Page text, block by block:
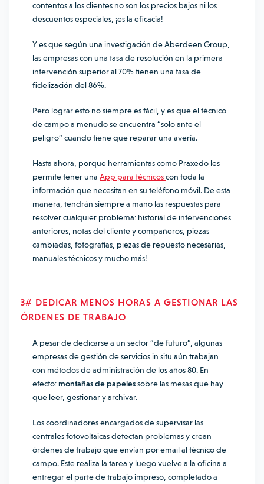
contentos a los clientes no son los precios bajos ni los
descuentos especiales, ¡es la eficacia!
Y es que según una investigación de Aberdeen Group,
las empresas con una tasa de resolución en la primera
intervención superior al 70% tienen una tasa de
fidelización del 86%.
Pero lograr esto no siempre es fácil, y es que el técnico
de campo a menudo se encuentra “solo ante el
peligro” cuando tiene que reparar una avería.
Hasta ahora, porque herramientas como Praxedo les
permite tener una App para técnicoscon toda la
información que necesitan en su teléfono móvil. De esta
manera, tendrán siempre a mano las respuestas para
resolver cualquier problema: historial de intervenciones
anteriores, notas del cliente y compañeros, piezas
cambiadas, fotografías, piezas de repuesto necesarias,
manuales técnicos y mucho más!
3# DEDICAR MENOS HORAS A GESTIONAR LAS
ÓRDENES DE TRABAJO
A pesar de dedicarse a un sector “de futuro”, algunas
empresas de gestión de servicios in situ aún trabajan
con métodos de administración de los años 80. En
efecto:montañas de papelessobre las mesas que hay
que leer, gestionar y archivar.
Los coordinadores encargados de supervisar las
centrales fotovoltaicas detectan problemas y crean
órdenes de trabajo que envían por email al técnico de
campo. Este realiza la tarea y luego vuelve a la oficina a
entregar el parte de trabajo impreso, completado a